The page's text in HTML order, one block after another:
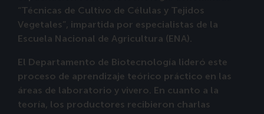
“Técnicas de Cultivo de Células y Tejidos
Vegetales”, impartida por especialistas de la
Escuela Nacional de Agricultura (ENA).
El Departamento de Biotecnología lideró este
proceso de aprendizaje teórico práctico en las
áreas de laboratorio y vivero. En cuanto a la
teoría, los productores recibieron charlas